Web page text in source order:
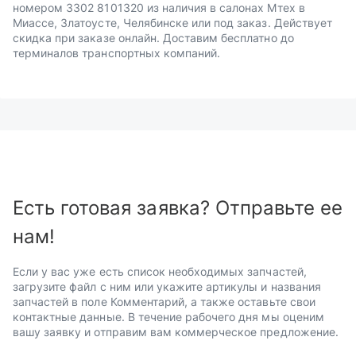
номером 3302 8101320 из наличия в салонах Мтех в
Миассе, Златоусте, Челябинске или под заказ. Действует
скидка при заказе онлайн. Доставим бесплатно до
терминалов транспортных компаний.
Есть готовая заявка? Отправьте ее
нам!
Если у вас уже есть список необходимых запчастей,
загрузите файл с ним или укажите артикулы и названия
запчастей в поле Комментарий, а также оставьте свои
контактные данные. В течение рабочего дня мы оценим
вашу заявку и отправим вам коммерческое предложение.